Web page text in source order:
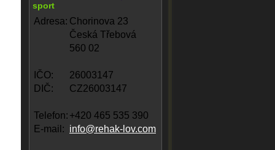
sport
Adresa: Chorinova 23
Česká Třebová
560 02
IČO:
26003147
DIČ:
CZ26003147
Telefon: +420 465 535 390
E-mail: info@rehak-lov.com